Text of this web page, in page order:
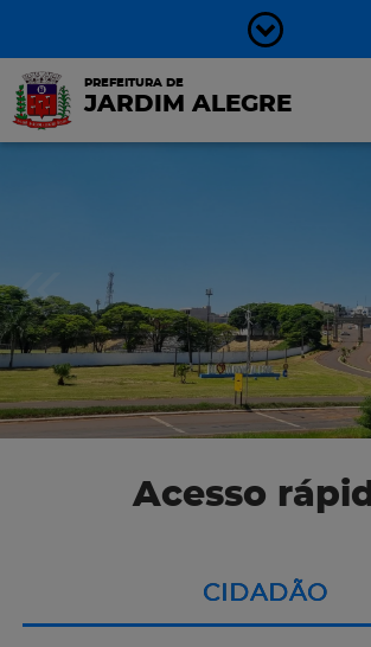
PREFEITURA DE
JARDIM ALEGRE
Acesso
CIDADÃO